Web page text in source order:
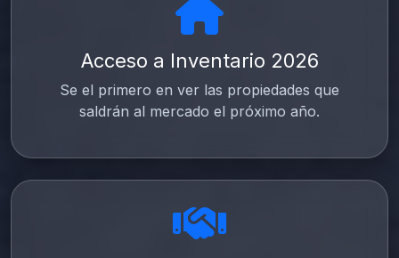
Acceso a Inventario 2026
Se el primero en ver las propiedades que
saldrán al mercado el próximo año.